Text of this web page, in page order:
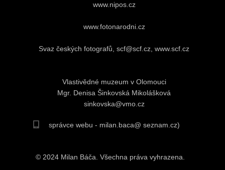
www.nipos.cz
www.fotonarodni.cz
Svaz českých fotografů, scf@scf.cz, www.scf.cz
Vlastivědné muzeum v Olomouci
Mgr. Denisa Šinkovská Mikolášková
sinkovska@vmo.cz
správce webu - milan.baca@ seznam.cz)
© 2024 Milan Báča. Všechna práva vyhrazena.